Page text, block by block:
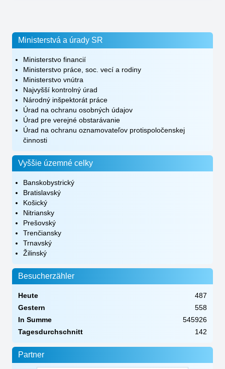
Ministerstvá a úrady SR
Ministerstvo financií
Ministerstvo práce, soc. vecí a rodiny
Ministerstvo vnútra
Najvyšší kontrolný úrad
Národný inšpektorát práce
Úrad na ochranu osobných údajov
Úrad pre verejné obstarávanie
Úrad na ochranu oznamovateľov protispoločenskej
činnosti
Vyššie územné celky
Banskobystrický
Bratislavský
Košický
Nitriansky
Prešovský
Trenčiansky
Trnavský
Žilinský
Besucherzähler
Heute
487
Gestern
558
In Summe
545926
Tagesdurchschnitt
142
Partner